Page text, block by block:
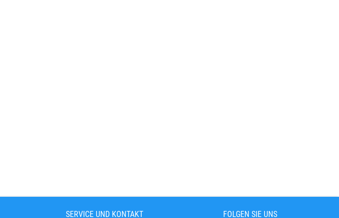
SERVICE UND KONTAKT FOLGEN SIE UNS